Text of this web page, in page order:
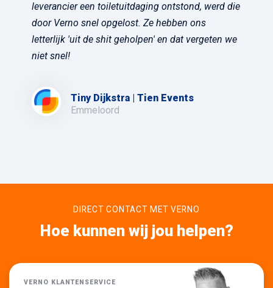
leverancier een toiletuitdaging ontstond, werd die
door Verno snel opgelost. Ze hebben ons
letterlijk 'uit de shit geholpen' en dat vergeten we
niet snel!
Tiny Dijkstra | Tien Events
Emmeloord
DIRECT CONTACT MET VERNO
Hoe kunnen wij jou helpen?
VERNO KLANTENSERVICE